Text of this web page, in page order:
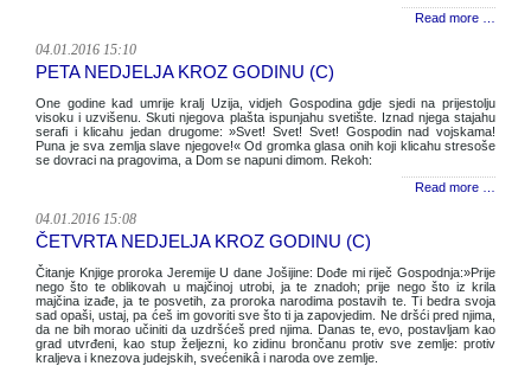
Read more …
04.01.2016 15:10
PETA NEDJELJA KROZ GODINU (C)
One godine kad umrije kralj Uzija, vidjeh Gospodina gdje sjedi na prijestolju
visoku i uzvišenu. Skuti njegova plašta ispunjahu svetište. Iznad njega stajahu
serafi i klicahu jedan drugome: »Svet! Svet! Svet! Gospodin nad vojskama!
Puna je sva zemlja slave njegove!« Od gromka glasa onih koji klicahu stresoše
se dovraci na pragovima, a Dom se napuni dimom. Rekoh:
Read more …
04.01.2016 15:08
ČETVRTA NEDJELJA KROZ GODINU (C)
Čitanje Knjige proroka Jeremije U dane Jošijine: Dođe mi riječ Gospodnja:»Prije
nego što te oblikovah u majčinoj utrobi, ja te znadoh; prije nego što iz krila
majčina izađe, ja te posvetih, za proroka narodima postavih te. Ti bedra svoja
sad opaši, ustaj, pa ćeš im govoriti sve što ti ja zapovjedim. Ne dršći pred njima,
da ne bih morao učiniti da uzdršćeš pred njima. Danas te, evo, postavljam kao
grad utvrđeni, kao stup željezni, ko zidinu brončanu protiv sve zemlje: protiv
kraljeva i knezova judejskih, svećenikâ i naroda ove zemlje.